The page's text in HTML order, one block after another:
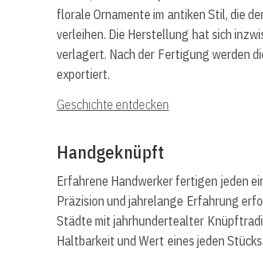
florale Ornamente im antiken Stil, die
verleihen. Die Herstellung hat sich
verlagert. Nach der Fertigung werden
exportiert.
Geschichte entdecken
Handgeknüpft
Erfahrene Handwerker fertigen jeden
Präzision und jahrelange Erfahrung
Städte mit jahrhundertealter
Haltbarkeit und Wert eines jeden Stücks.